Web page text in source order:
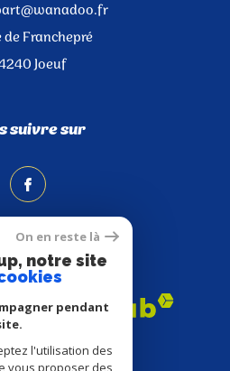
de Franchepré
Joeuf
suivre sur
On en reste là
notre site
pendant
l'utilisation des
vous proposer des